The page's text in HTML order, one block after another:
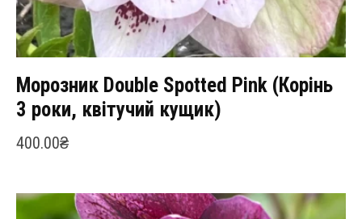
Морозник Double Spotted Pink (Корінь
3 роки, квітучий кущик)
400.00₴